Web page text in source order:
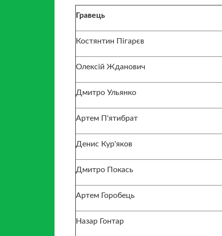
Гравець
Костянтин Пігарєв
Олексій Жданович
Дмитро Ульянко
Артем П'ятибрат
Денис Кур'яков
Дмитро Покась
Артем Горобець
Назар Гонтар